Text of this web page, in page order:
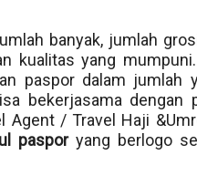
banyak, jumlah
kualitas yang
paspor dalam jumlah
bekerjasama dengan
Agent / Travel Haji
paspor yang berlogo